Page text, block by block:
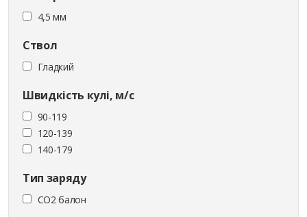
4,5 мм
Ствол
Гладкий
Швидкість кулі, м/с
90-119
120-139
140-179
Тип заряду
CO2 балон